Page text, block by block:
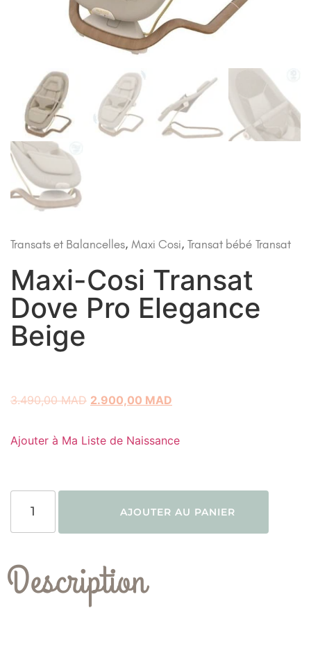
Transats et Balancelles, Maxi Cosi, Transat bébé Transat
Maxi-Cosi Transat
Dove Pro Elegance
Beige
3.490,00MAD 2.900,00 MAD
Ajouter à Ma Liste de Naissance
AJOUTER AU PANIER
Description